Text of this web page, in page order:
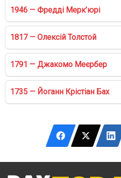
1946 — Фредді Мерк’юрі
1817 — Олексій Толстой
1791 — Джакомо Меєрбер
1735 — Йоганн Крістіан Бах